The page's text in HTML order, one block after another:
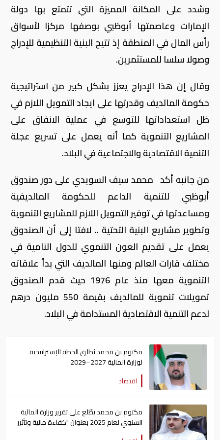
وشدد على المكانة المميزة التي تتمتع بها دولة
الإمارات وعاصمتها أبوظبي بوصفها مركزا لأسواق
رأس المال في المنطقة إذ تتيح البنية التنظيمية للإدراج
وصولا سلسا للمستثمرين.
وقال إن هذا الإدراج يعزز بشكل كبير من استراتيجية
حكومة المالديف وقدرتها على ايجاد التمويل اللازم في
ظل استعداداتها للتوسع في عملية الانفاق على
المشاريع التنموية كما أنه يعمل على تسريع عجلة
التنمية الاقتصادية والاجتماعية في البلاد.
من جانبه أكد محمد سيف السويدي على دور صندوق
أبوظبي للتنمية الداعم للحكومة المالديفية
ومساعدتها في توفير التمويل اللازم للمشاريع التنموية
وتطوير مشاريع البنية التحتية .. لافتا إلى أن الصندوق
يعمل على تقديم العون التنموي للدول النامية في
مختلف قارات العالم ومنها المالديف التي بدأ علاقاته
التنموية معها منذ عام 1976 حيث قدم الصندوق
تمويلات تنموية للمالديف بقيمة 550 مليون درهم
لدعم التنمية الاقتصادية المستدامة في البلاد.
مكتوم بن محمد يُطلق الخطة الإستراتيجية
لوزارة المالية 2027–2029
اقتصاد
مكتوم بن محمد يطّلع على تقرير وزارة المالية
السنوي لعام 2025 بعنوان "كفاءة مالية وتأثير
عالمي"